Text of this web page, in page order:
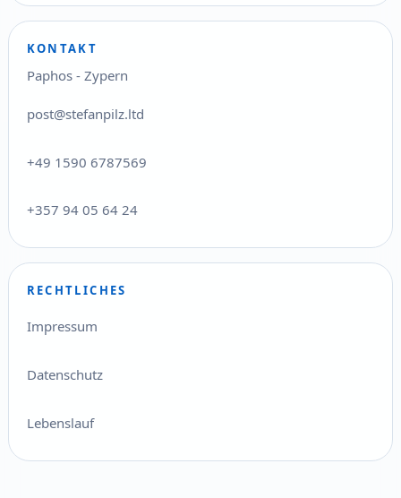
KONTAKT
Paphos - Zypern
post@stefanpilz.ltd
+49 1590 6787569
+357 94 05 64 24
RECHTLICHES
Impressum
Datenschutz
Lebenslauf